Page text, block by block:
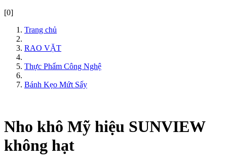
[0]
Trang chủ
RAO VẶT
Thực Phẩm Công Nghệ
Bánh Kẹo Mứt Sấy
Nho khô Mỹ hiệu SUNVIEW
không hạt